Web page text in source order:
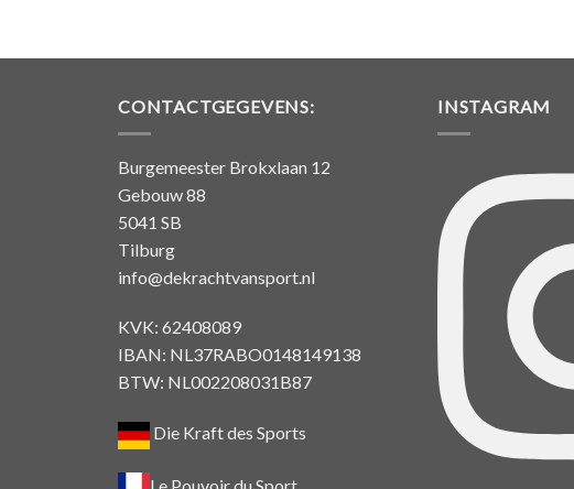
CONTACTGEGEVENS:
Burgemeester Brokxlaan 12
Gebouw 88
5041 SB
Tilburg
info@dekrachtvansport.nl
KVK: 62408089
IBAN: NL37RABO0148149138
BTW: NL002208031B87
Die Kraft des Sports
INSTAGRAM